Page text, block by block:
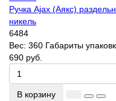
Ручка Ajax (Аякс)
никель
6484
Вес: 360 Габариты
690 руб.
В корзину